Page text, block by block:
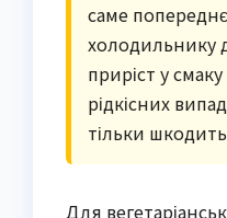
саме
холодильнику
приріст у
рідкісних
тільки
Для